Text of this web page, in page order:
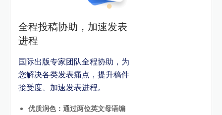
全程投稿协助，加速发表
进程
国际出版专家团队全程协助，为
您解决各类发表痛点，提升稿件
接受度、加速发表进程。
优质润色：通过两位英文母语编